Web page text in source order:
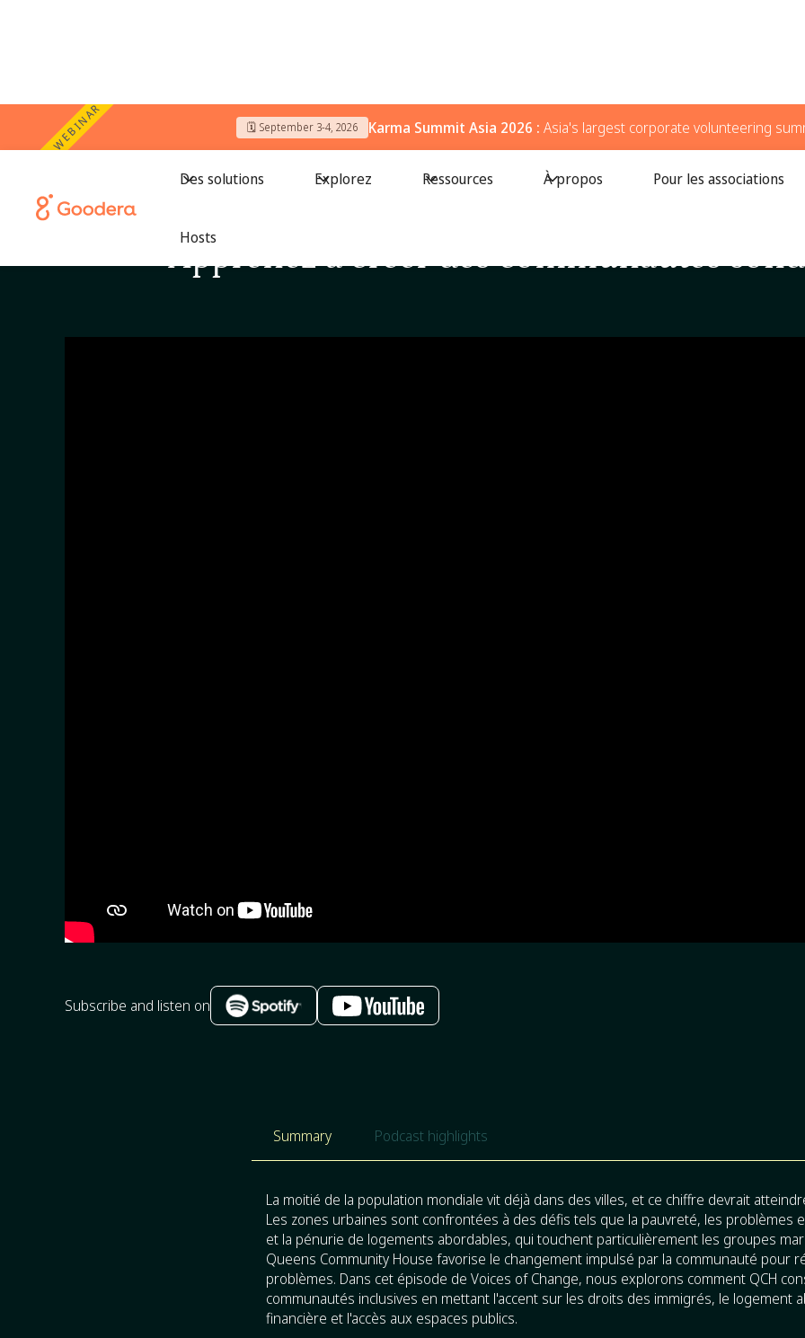
WEBINAR 🗓️ September 3-4, 2026 Karma Summit Asia 2026 : Asia's largest corporate volunteering
Des solutions Explorez Ressources À propos Pour les associations
Hosts
Apprenez à créer des communautés solidaires avec QCH
Apprenez à créer des communautés
Subscribe and listen on
Summary Podcast highlights
La moitié de la population mondiale vit déjà dans des villes, et ce chiffre devrait
Les zones urbaines sont confrontées à des défis tels que la pauvreté, les problèmes
et la pénurie de logements abordables, qui touchent particulièrement les groupes
Queens Community House favorise le changement impulsé par la communauté pour
problèmes. Dans cet épisode de Voices of Change, nous explorons comment QCH
communautés inclusives en mettant l'accent sur les droits des immigrés, le logement
financière et l'accès aux espaces publics.